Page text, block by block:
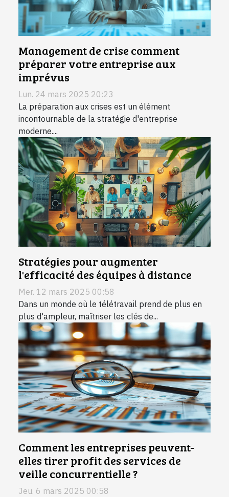
Management de crise comment
préparer votre entreprise aux
imprévus
Lun. 24 mars 2025 20:23
La préparation aux crises est un élément
incontournable de la stratégie d'entreprise
moderne....
Stratégies pour augmenter
l'efficacité des équipes à distance
Mer. 12 mars 2025 00:58
Dans un monde où le télétravail prend de plus en
plus d'ampleur, maîtriser les clés de...
Comment les entreprises peuvent-
elles tirer profit des services de
veille concurrentielle ?
Jeu. 6 mars 2025 00:58